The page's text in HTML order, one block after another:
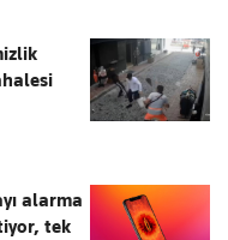
alarma
tek